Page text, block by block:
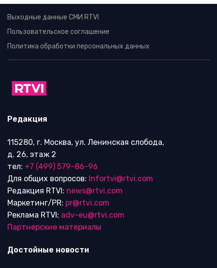
Выходные данные СМИ RTVI
Пользовательское соглашение
Политика обработки персональных данных
Редакция
115280, г. Москва, ул. Ленинская слобода,
д. 26, этаж 2
тел: +7 (499) 579-86-96
Для общих вопросов: Infortvi@rtvi.com
Редакция RTVI: news@rtvi.com
Маркетинг/PR: pr@rtvi.com
Реклама RTVI: adv-eu@rtvi.com
Партнерские материалы
Достойные новости